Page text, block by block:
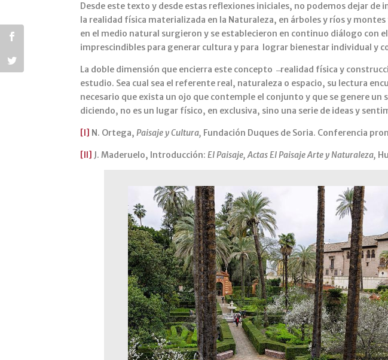
Desde este texto y desde estas reflexiones iniciales, no podemos dejar
la realidad física materializada en la Naturaleza, en árboles y ríos y
en el medio natural surgieron y se establecieron en continuo diálogo con
imprescindibles para generar cultura y para lograr bienestar individual y
La doble dimensión que encierra este concepto ̶ realidad física y
estudio. Sea cual sea el referente real, naturaleza o espacio, su lectura
necesario que exista un ojo que contemple el conjunto y que se genere
diciendo, no es un lugar físico, en exclusiva, sino una serie de ideas y
[I] N. Ortega,Paisaje y Cultura, Fundación Duques de Soria. Conferencia
[II] J. Maderuelo, Introducción:El Paisaje, Actas El Paisaje Arte y Naturaleza,